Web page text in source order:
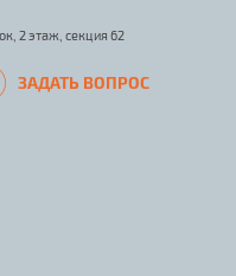
2 этаж, секция 62
ЗАДАТЬ ВОПРОС